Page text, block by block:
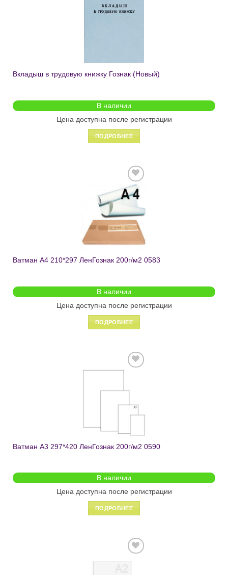
в список
Вкладыш в трудовую книжку Гознак (Новый)
В наличии
Цена доступна после регистрации
ПОДРОБНЕЕ
Добавить
в список
желаний
Ватман А4 210*297 ЛенГознак 200г/м2 0583
В наличии
Цена доступна после регистрации
ПОДРОБНЕЕ
Ватман А3 297*420 ЛенГознак 200г/м2 0590
В наличии
Цена доступна после регистрации
ПОДРОБНЕЕ